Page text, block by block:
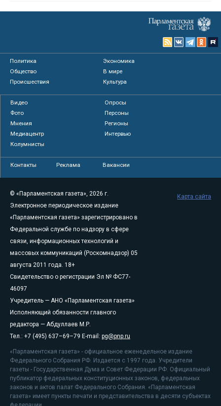
Политика
Экономика
Общество
В мире
Происшествия
Культура
Видео
Опросы
Фото
Персоны
Мнения
Регионы
Медиацентр
Интервью
Колумнисты
Контакты Реклама Вакансии
© «Парламентская газета», 2026 г.
Электронное периодическое издание
«Парламентская газета» зарегистрировано в
Федеральной службе по надзору в сфере
связи, информационных технологий и
массовых коммуникаций (Роскомнадзор) 05
августа 2011 года. 18+
Свидетельство о регистрации Эл № ФС77-
46097
Учредитель — АНО «Парламентская газета»
Исполняющий обязанности главного
редактора — Абдуллаев М.Р.
Тел.: +7 (495) 637–69–79 E-mail: pg@pnp.ru
«Парламентская газета» - официальное еженедельное издание
Федерального Собрания РФ. Издается с 1997 года. Учредители
газеты - Государственная Дума и Совет Федерации РФ. Официальный
публикатор федеральных конституционных законов, федеральных
законов и актов палат Федерального Собрания. «Парламентская
газета» имеет пункты печати и представительства в десяти субъектах
Карта сайта